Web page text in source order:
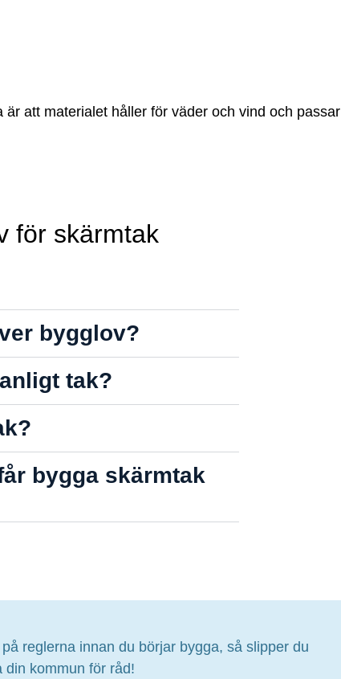
är att materialet håller för väder och vind och passar
för skärmtak
bygglov?
tak?
bygga skärmtak
reglerna innan du börjar bygga, så slipper du
din kommun för råd!